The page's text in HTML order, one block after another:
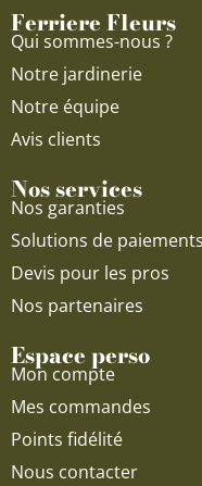
Ferriere Fleurs
Qui sommes-nous ?
Notre jardinerie
Notre équipe
Avis clients
Nos services
Nos garanties
Solutions de paiements
Devis pour les pros
Nos partenaires
Espace perso
Mon compte
Mes commandes
Points fidélité
Nous contacter